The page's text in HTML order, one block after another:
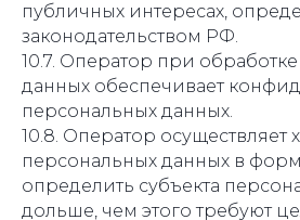
публичных интересах,
законодательством РФ.
10.7. Оператор при
данных обеспечивает
персональных данных.
10.8. Оператор осуществляет
персональных данных в
определить субъекта
дольше, чем этого требуют